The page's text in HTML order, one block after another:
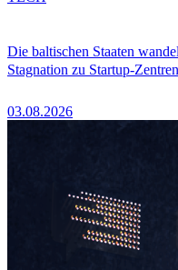
Die baltischen Staaten
Stagnation zu Startup-Zentren
03.08.2026